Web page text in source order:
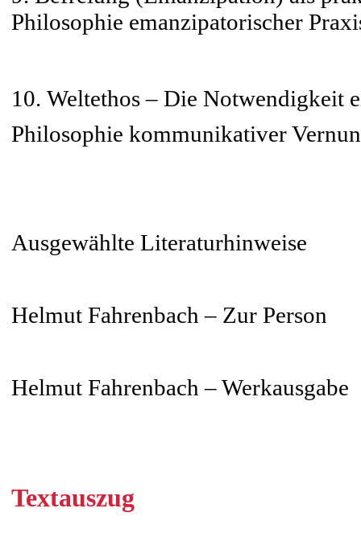
Philosophie emanzipatorischer
10. Weltethos – Die
Philosophie kommunikativer
Ausgewählte Literaturhinweise
Helmut Fahrenbach – Zur Person
Helmut Fahrenbach – Werkausgabe
Textauszug